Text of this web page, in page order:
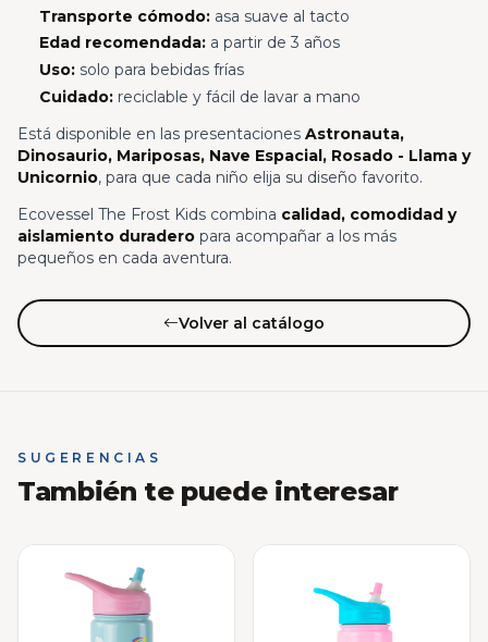
Transporte cómodo:asa suave al tacto
Edad recomendada:a partir de 3 años
Uso:solo para bebidas frías
Cuidado:reciclable y fácil de lavar a mano
Está disponible en las presentaciones Astronauta,
Dinosaurio, Mariposas, Nave Espacial, Rosado - Llama y
Unicornio, para que cada niño elija su diseño favorito.
Ecovessel The Frost Kids combina calidad, comodidad y
aislamiento duradero para acompañar a los más
pequeños en cada aventura.
Volver al catálogo
SUGERENCIAS
También te puede interesar